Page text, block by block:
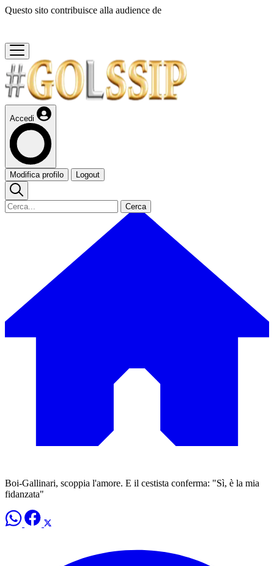
Questo sito contribuisce alla audience de
Accedi
Modifica profilo Logout
Cerca
Boi-Gallinari, scoppia l'amore. E il cestista conferma: "Sì, è la mia
fidanzata"